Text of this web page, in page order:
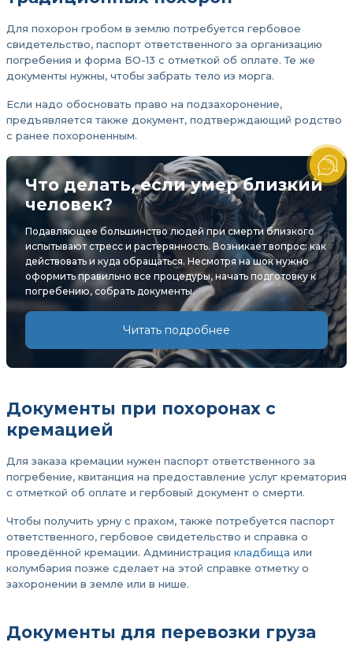
Для похорон гробом в землю потребуется гербовое
свидетельство, паспорт ответственного за организацию
погребения и форма БО-13 с отметкой об оплате. Те же
документы нужны, чтобы забрать тело из морга.
Если надо обосновать право на подзахоронение,
предъявляется также документ, подтверждающий родство
с ранее похороненным.
Что делать, если умер близкий
человек?
Подавляющее большинство людей при смерти близкого
испытывают стресс и растерянность. Возникает вопрос: как
действовать и куда обращаться. Несмотря на шок нужно
оформить правильно все процедуры, начать подготовку к
погребению, собрать документы.
Читать подробнее
Документы при похоронах с
кремацией
Для заказа кремации нужен паспорт ответственного за
погребение, квитанция на предоставление услуг крематория
с отметкой об оплате и гербовый документ о смерти.
Чтобы получить урну с прахом, также потребуется паспорт
ответственного, гербовое свидетельство и справка о
проведённой кремации. Администрация кладбища или
колумбария позже сделает на этой справке отметку о
захоронении в земле или в нише.
Документы для перевозки груза